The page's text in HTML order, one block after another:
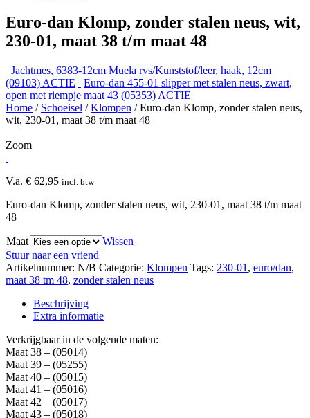
Euro-dan Klomp, zonder stalen neus, wit,
230-01, maat 38 t/m maat 48
Jachtmes, 6383-12cm Muela rvs/Kunststof/leer, haak, 12cm
(09103) ACTIE
Euro-dan 455-01 slipper met stalen neus, zwart,
open met riempje maat 43 (05353) ACTIE
Home / Schoeisel /Klompen / Euro-dan Klomp, zonder stalen neus,
wit, 230-01, maat 38 t/m maat 48
Zoom
V.a. € 62,95 incl. btw
Euro-dan Klomp, zonder stalen neus, wit, 230-01, maat 38 t/m maat
48
Maat
Wissen
Stuur naar een vriend
Artikelnummer: N/B Categorie: Klompen Tags: 230-01 , euro/dan,
maat 38 tm 48, zonder stalen neus
Beschrijving
Extra informatie
Verkrijgbaar in de volgende maten:
Maat 38 – (05014)
Maat 39 – (05255)
Maat 40 – (05015)
Maat 41 – (05016)
Maat 42 – (05017)
Maat 43 – (05018)